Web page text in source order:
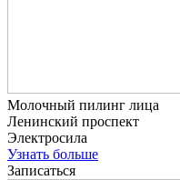
Молочный пилинг лица
Ленинский проспект
Электросила
Узнать больше
Записаться